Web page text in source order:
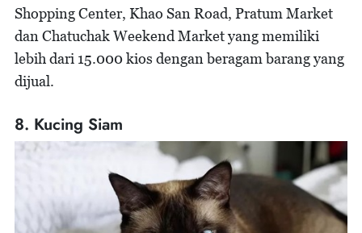
Shopping Center, Khao San Road, Pratum Market
dan Chatuchak Weekend Market yang memiliki
lebih dari 15.000 kios dengan beragam barang yang
dijual.
8. Kucing Siam